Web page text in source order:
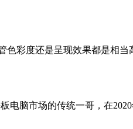
色彩度还是呈现效果都是相
电脑市场的传统一哥，在